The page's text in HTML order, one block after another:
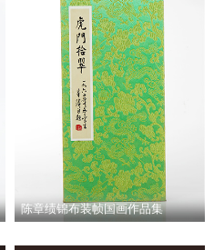
陈章绩锦布装帧国画作品集